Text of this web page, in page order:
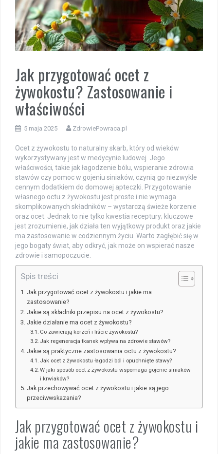
Jak przygotować ocet z
żywokostu? Zastosowanie i
właściwości
5 maja 2025 ZdrowiePowraca.pl
Ocet z żywokostu to naturalny skarb, który od wieków
wykorzystywany jest w medycynie ludowej. Jego
właściwości, takie jak łagodzenie bólu, wspieranie zdrowia
stawów czy pomoc w gojeniu siniaków, czynią go niezwykle
cennym dodatkiem do domowej apteczki. Przygotowanie
własnego octu z żywokostu jest proste i nie wymaga
skomplikowanych składników – wystarczą świeże korzenie
oraz ocet. Jednak to nie tylko kwestia receptury; kluczowe
jest zrozumienie, jak działa ten wyjątkowy produkt oraz jakie
ma zastosowanie w codziennym życiu. Warto zagłębić się w
jego bogaty świat, aby odkryć, jak może on wspierać nasze
zdrowie i samopoczucie.
Spis treści
Jak przygotować ocet z żywokostu i jakie ma
zastosowanie?
Jakie są składniki przepisu na ocet z żywokostu?
Jakie działanie ma ocet z żywokostu?
Co zawierają korzeń i liście żywokostu?
Jak regeneracja tkanek wpływa na zdrowie stawów?
Jakie są praktyczne zastosowania octu z żywokostu?
Jak ocet z żywokostu łagodzi ból i opuchnięte stawy?
W jaki sposób ocet z żywokostu wspomaga gojenie siniaków
i krwiaków?
Jak przechowywać ocet z żywokostu i jakie są jego
przeciwwskazania?
Jak przygotować ocet z żywokostu i
jakie ma zastosowanie?